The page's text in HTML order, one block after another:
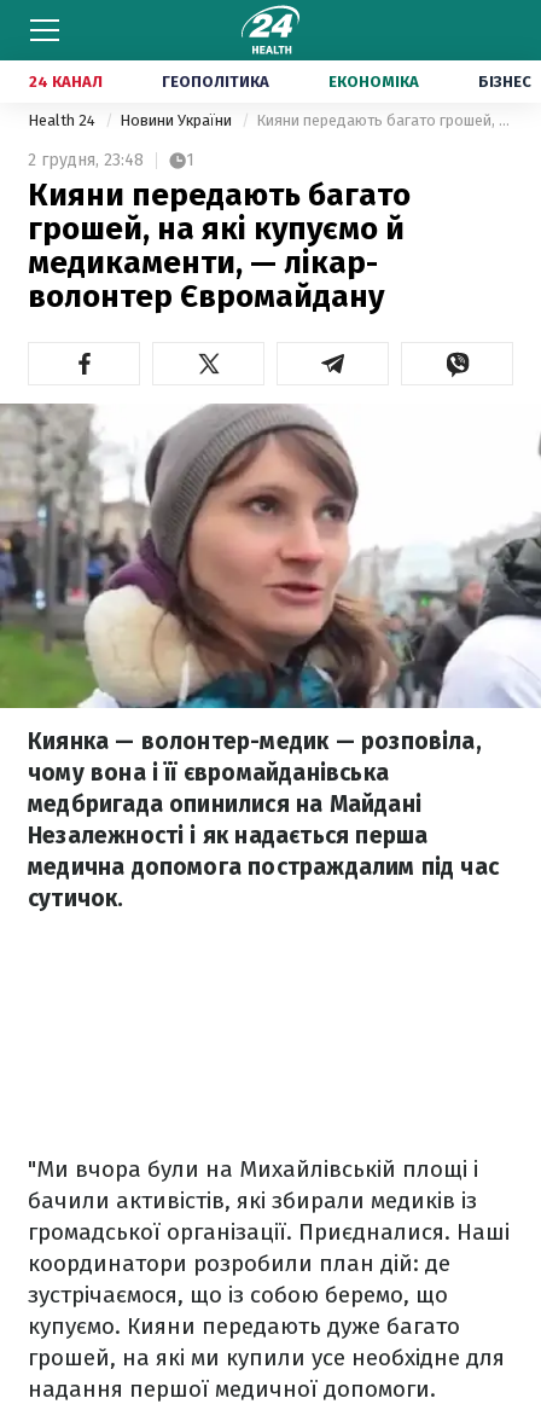
24 КАНАЛ ГЕОПОЛІТИКА ЕКОНОМІКА БІЗНЕС
Health 24 Новини України Кияни передають багато грошей, на які купуємо й медикаменти, — лікар-волонтер Євромайдану
2 грудня, 23:48 1
Кияни передають багато
грошей, на які купуємо й
медикаменти, — лікар-
волонтер Євромайдану
Киянка — волонтер-медик — розповіла,
чому вона і її євромайданівська
медбригада опинилися на Майдані
Незалежності і як надається перша
медична допомога постраждалим під час
сутичок.
"Ми вчора були на Михайлівській площі і
бачили активістів, які збирали медиків із
громадської організації. Приєдналися. Наші
координатори розробили план дій: де
зустрічаємося, що із собою беремо, що
купуємо. Кияни передають дуже багато
грошей, на які ми купили усе необхідне для
надання першої медичної допомоги.